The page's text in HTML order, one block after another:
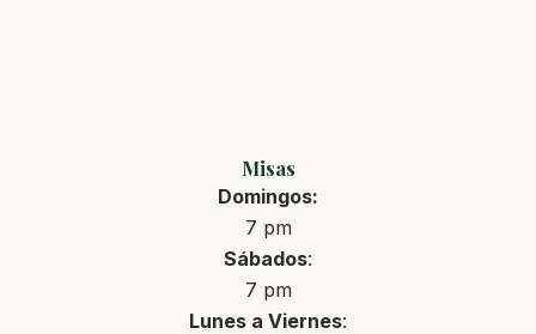
Misas
Domingos:
7 pm
Sábados:
7 pm
Lunes a Viernes: